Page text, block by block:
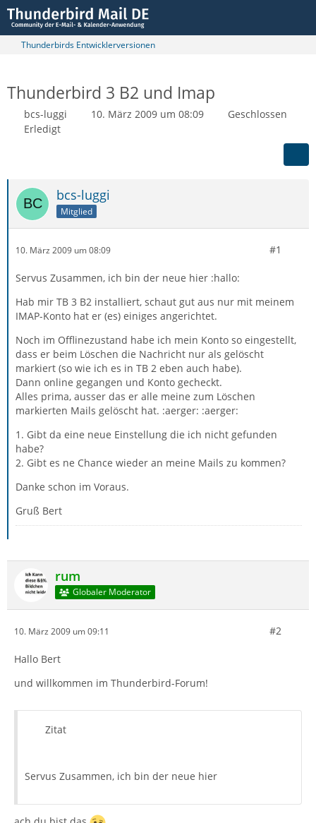
Thunderbirds Entwicklerversionen
Thunderbird 3 B2 und Imap
bcs-luggi 10. März 2009 um 08:09
Geschlossen
Erledigt
bcs-luggi
Mitglied
10. März 2009 um 08:09 #1
Servus Zusammen, ich bin der neue hier :hallo:
Hab mir TB 3 B2 installiert, schaut gut aus nur mit meinem
IMAP-Konto hat er (es) einiges angerichtet.
Noch im Offlinezustand habe ich mein Konto so eingestellt,
dass er beim Löschen die Nachricht nur als gelöscht
markiert (so wie ich es in TB 2 eben auch habe).
Dann online gegangen und Konto gecheckt.
Alles prima, ausser das er alle meine zum Löschen
markierten Mails gelöscht hat. :aerger: :aerger:
1. Gibt da eine neue Einstellung die ich nicht gefunden
habe?
2. Gibt es ne Chance wieder an meine Mails zu kommen?
Danke schon im Voraus.
Gruß Bert
rum
Globaler Moderator
10. März 2009 um 09:11 #2
Hallo Bert
und willkommen im Thunderbird-Forum!
Zitat
Servus Zusammen, ich bin der neue hier